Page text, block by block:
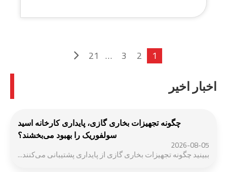
1
2
3
…
21
اخبار اخیر
چگونه تجهیزات بخاری گازی، پایداری کارخانه اسید
سولفوریک را بهبود می‌بخشند؟
2026-08-05
ببینید چگونه تجهیزات بخاری گازی از پایداری پشتیبانی می‌کنند...